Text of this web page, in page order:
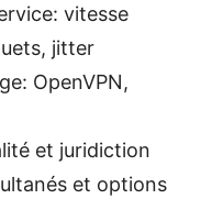
vitesse
jitter
OpenVPN,
et juridiction
et options